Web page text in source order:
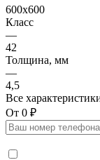
600x600
Класс
—
42
Толщина, мм
—
4,5
Все
От 0 ₽